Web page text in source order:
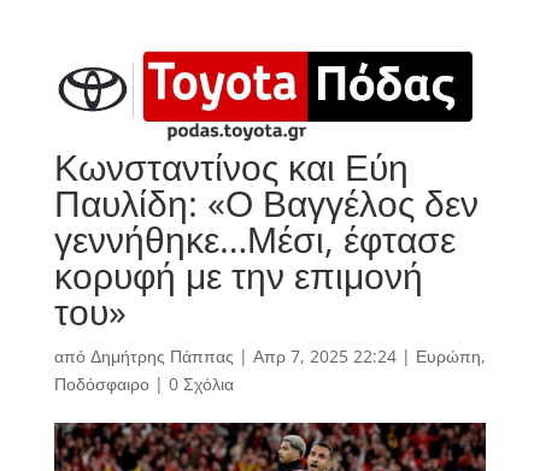
Κωνσταντίνος και Εύη
Παυλίδη: «Ο Βαγγέλος δεν
γεννήθηκε…Μέσι, έφτασε
κορυφή με την επιμονή
του»
από Δημήτρης Πάππας | Απρ 7, 2025 22:24| Ευρώπη,
Ποδόσφαιρο| 0 Σχόλια